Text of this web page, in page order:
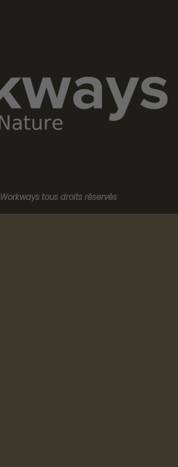
Workways tous droits réservés